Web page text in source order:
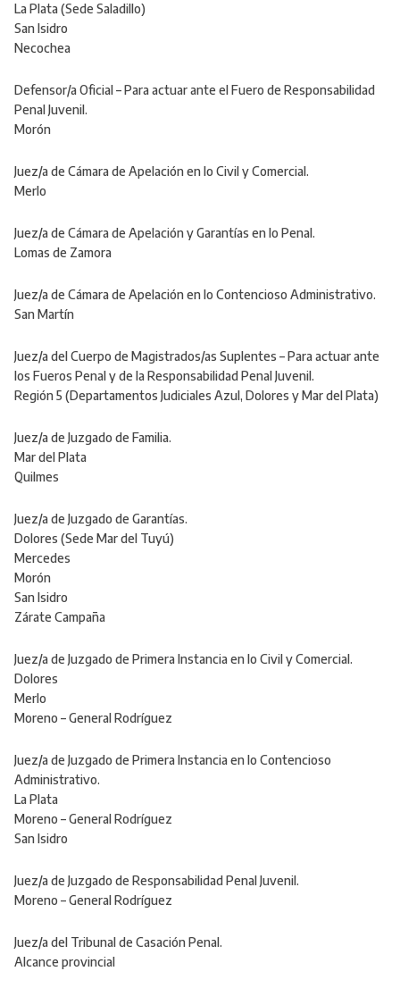
La Plata (Sede Saladillo)
San Isidro
Necochea
Defensor/a Oficial – Para actuar ante el Fuero de Responsabilidad
Penal Juvenil.
Morón
Juez/a de Cámara de Apelación en lo Civil y Comercial.
Merlo
Juez/a de Cámara de Apelación y Garantías en lo Penal.
Lomas de Zamora
Juez/a de Cámara de Apelación en lo Contencioso Administrativo.
San Martín
Juez/a del Cuerpo de Magistrados/as Suplentes – Para actuar ante
los Fueros Penal y de la Responsabilidad Penal Juvenil.
Región 5 (Departamentos Judiciales Azul, Dolores y Mar del Plata)
Juez/a de Juzgado de Familia.
Mar del Plata
Quilmes
Juez/a de Juzgado de Garantías.
Dolores (Sede Mar del Tuyú)
Mercedes
Morón
San Isidro
Zárate Campaña
Juez/a de Juzgado de Primera Instancia en lo Civil y Comercial.
Dolores
Merlo
Moreno – General Rodríguez
Juez/a de Juzgado de Primera Instancia en lo Contencioso
Administrativo.
La Plata
Moreno – General Rodríguez
San Isidro
Juez/a de Juzgado de Responsabilidad Penal Juvenil.
Moreno – General Rodríguez
Juez/a del Tribunal de Casación Penal.
Alcance provincial